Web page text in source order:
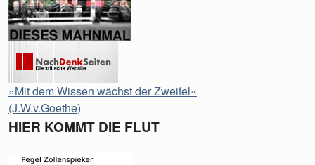
»Mit dem Wissen wächst der Zweifel«
(J.W.v.Goethe)
HIER KOMMT DIE FLUT